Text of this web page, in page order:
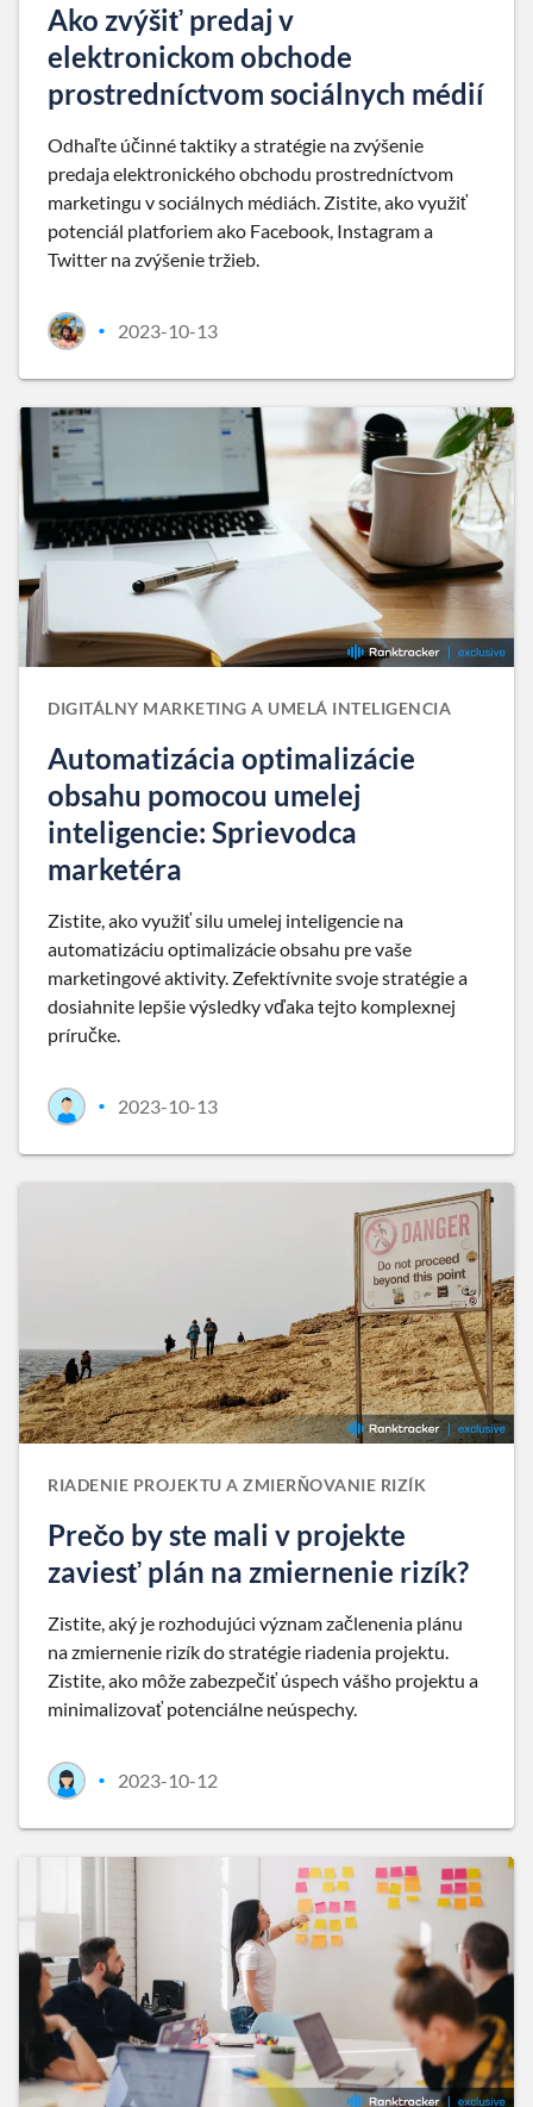
Ako zvýšiť predaj v
elektronickom obchode
prostredníctvom sociálnych médií
Odhaľte účinné taktiky a stratégie na zvýšenie
predaja elektronického obchodu prostredníctvom
marketingu v sociálnych médiách. Zistite, ako využiť
potenciál platforiem ako Facebook, Instagram a
Twitter na zvýšenie tržieb.
• 2023-10-13
DIGITÁLNY MARKETING A UMELÁ INTELIGENCIA
Automatizácia optimalizácie
obsahu pomocou umelej
inteligencie: Sprievodca
marketéra
Zistite, ako využiť silu umelej inteligencie na
automatizáciu optimalizácie obsahu pre vaše
marketingové aktivity. Zefektívnite svoje stratégie a
dosiahnite lepšie výsledky vďaka tejto komplexnej
príručke.
• 2023-10-13
RIADENIE PROJEKTU A ZMIERŇOVANIE RIZÍK
Prečo by ste mali v projekte
zaviesť plán na zmiernenie rizík?
Zistite, aký je rozhodujúci význam začlenenia plánu
na zmiernenie rizík do stratégie riadenia projektu.
Zistite, ako môže zabezpečiť úspech vášho projektu a
minimalizovať potenciálne neúspechy.
• 2023-10-12